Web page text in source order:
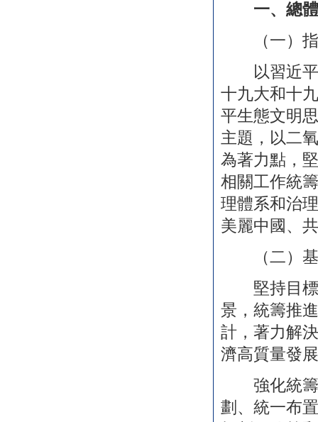
一、總
（一）指
以習近平
十九大和十
平生態文明
主題，以二
為著力點，
相關工作統
理體系和治
美麗中國、
（二）基
堅持目標
景，統籌推
計，著力解
濟高質量發
強化統籌
劃、統一布